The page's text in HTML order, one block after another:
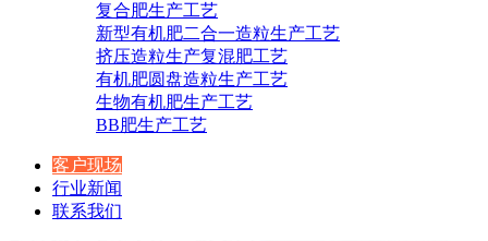
复合肥生产工艺
新型有机肥二合一造粒生产工艺
挤压造粒生产复混肥工艺
有机肥圆盘造粒生产工艺
生物有机肥生产工艺
BB肥生产工艺
客户现场
行业新闻
联系我们